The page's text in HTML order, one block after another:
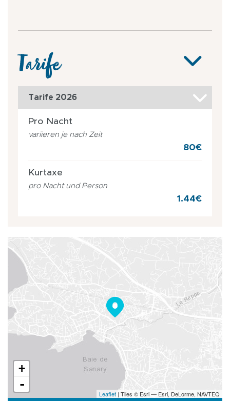
Tarife
Tarife 2026
Pro Nacht
variieren je nach Zeit
80€
Kurtaxe
pro Nacht und Person
1.44€
+
-
Leaflet | Tiles © Esri — Esri, DeLorme, NAVTEQ